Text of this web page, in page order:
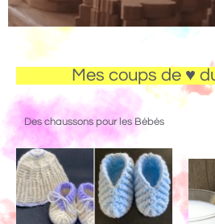
Mes coups de ♥
Des chaussons pour les Bébés